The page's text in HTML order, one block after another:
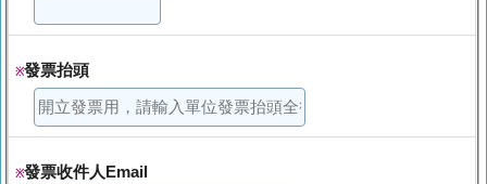
※發票抬頭
※發票收件人Email